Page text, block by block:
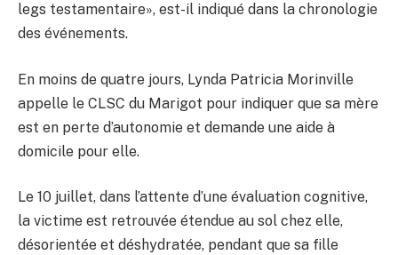
legs testamentaire», est-il indiqué dans la chronologie
des événements.
En moins de quatre jours, Lynda Patricia Morinville
appelle le CLSC du Marigot pour indiquer que sa mère
est en perte d’autonomie et demande une aide à
domicile pour elle.
Le 10 juillet, dans l’attente d’une évaluation cognitive,
la victime est retrouvée étendue au sol chez elle,
désorientée et déshydratée, pendant que sa fille